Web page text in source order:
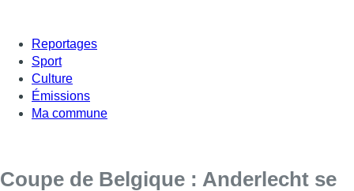
Reportages
Sport
Culture
Émissions
Ma commune
Coupe de Belgique : Anderlecht se